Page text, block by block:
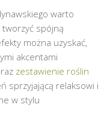
warto
spójną
można uzyskać,
akcentami
zestawienie roślin
sprzyjającą relaksowi i
w stylu